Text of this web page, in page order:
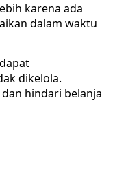
karena ada
dalam waktu
dikelola.
hindari belanja